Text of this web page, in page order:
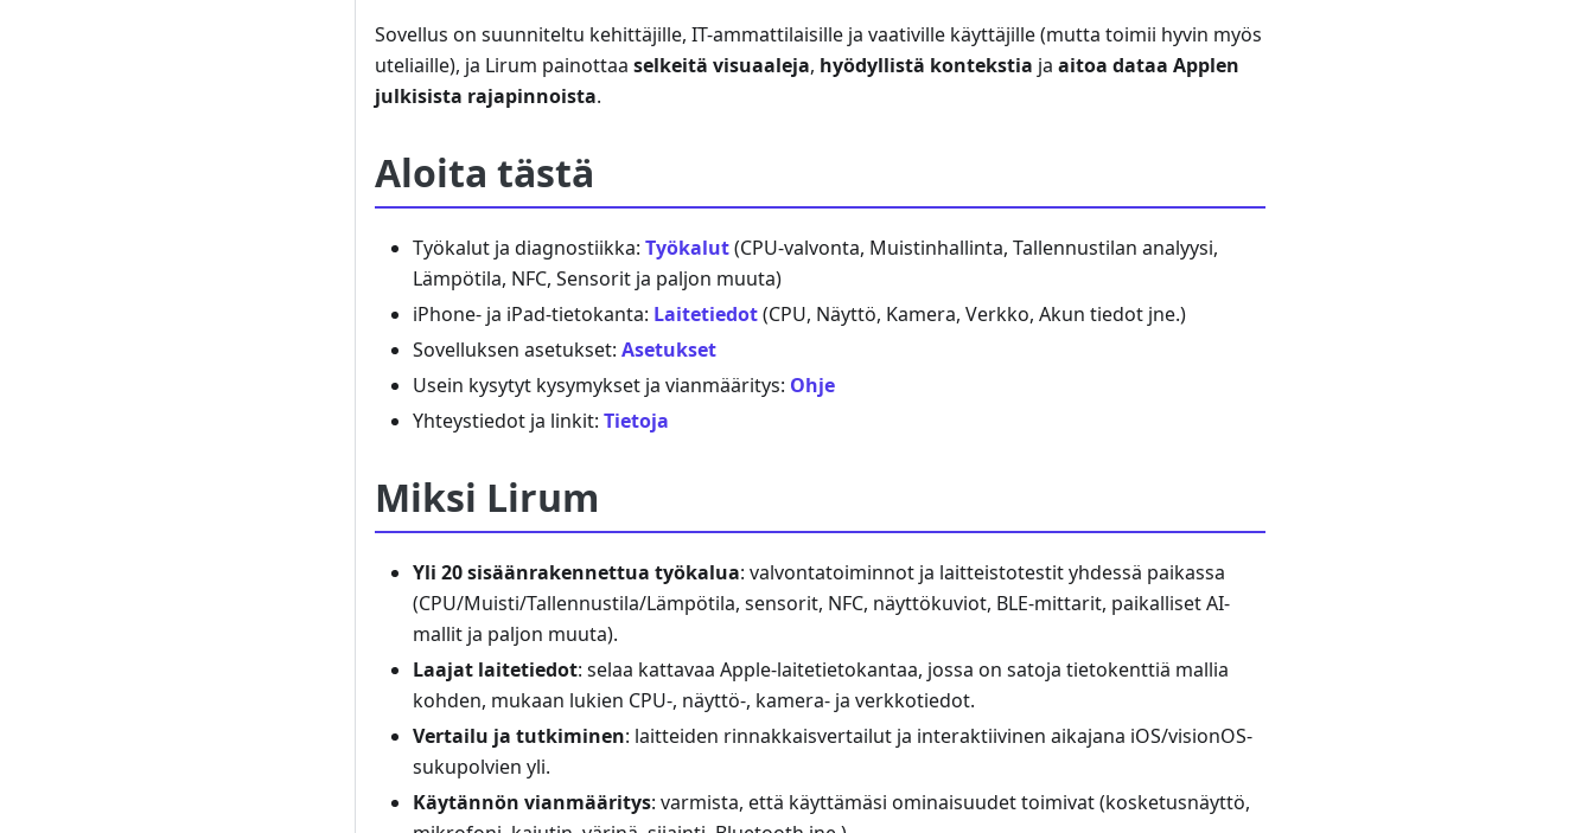
Sovellus on suunniteltu kehittäjille, IT-ammattilaisille ja vaativille käyttäjille (mutta toimii hyvin myös
uteliaille), ja Lirum painottaa selkeitä visuaaleja, hyödyllistä kontekstia ja aitoa dataa Applen
julkisista rajapinnoista.
Aloita tästä
Työkalut ja diagnostiikka: Työkalut(CPU-valvonta, Muistinhallinta, Tallennustilan analyysi,
Lämpötila, NFC, Sensorit ja paljon muuta)
iPhone- ja iPad-tietokanta: Laitetiedot(CPU, Näyttö, Kamera, Verkko, Akun tiedot jne.)
Sovelluksen asetukset: Asetukset
Usein kysytyt kysymykset ja vianmääritys: Ohje
Yhteystiedot ja linkit: Tietoja
Miksi Lirum
Yli 20 sisäänrakennettua työkalua: valvontatoiminnot ja laitteistotestit yhdessä paikassa
(CPU/Muisti/Tallennustila/Lämpötila, sensorit, NFC, näyttökuviot, BLE-mittarit, paikalliset AI-
mallit ja paljon muuta).
Laajat laitetiedot: selaa kattavaa Apple-laitetietokantaa, jossa on satoja tietokenttiä mallia
kohden, mukaan lukien CPU-, näyttö-, kamera- ja verkkotiedot.
Vertailu ja tutkiminen: laitteiden rinnakkaisvertailut ja interaktiivinen aikajana iOS/visionOS-
sukupolvien yli.
Käytännön vianmääritys: varmista, että käyttämäsi ominaisuudet toimivat (kosketusnäyttö,